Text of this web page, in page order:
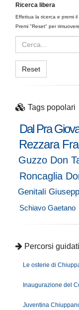
Ricerca libera
Effettua la ricerca e premi
Premi "Reset" per
Reset
Tags popolari
Dal Pra
Rezzara
Guzzo Don
Roncaglia
Genitali
Schiavo Gaetano
Percorsi guidati
Le osterie di
Inaugurazione del
Juventina